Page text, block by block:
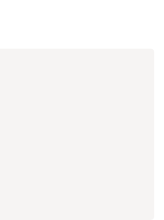
Notre Dame de Lourdes Sanctuary.